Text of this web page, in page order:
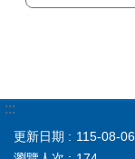
:::
更新日期
115-08-06